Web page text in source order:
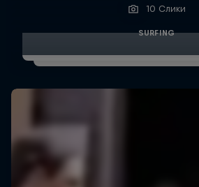
10 Слики
SURFING